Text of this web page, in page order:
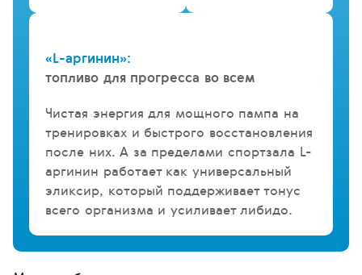
«L-аргинин»:
топливо для прогресса во всем
Чистая энергия для мощного пампа на
тренировках и быстрого восстановления
после них. А за пределами спортзала L-
аргинин работает как универсальный
эликсир, который поддерживает тонус
всего организма и усиливает либидо.